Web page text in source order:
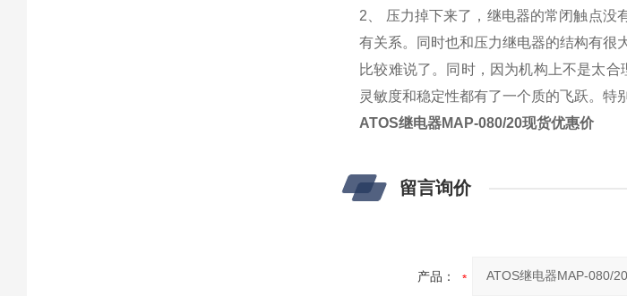
2、 压力掉下来了，继电器的常闭触点没
有关系。同时也和压力继电器的结构有很
比较难说了。同时，因为机构上不是太
灵敏度和稳定性都有了一个质的飞跃。特
ATOS继电器MAP-080/20现货优惠价
留言询价
产品：